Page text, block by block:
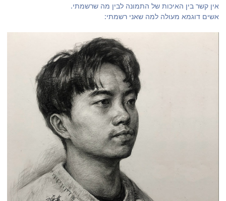
אין קשר בין האיכות של התמונה לבין מה שרשמתי.
אשים דוגמא מעולה למה שאני רשמתי: